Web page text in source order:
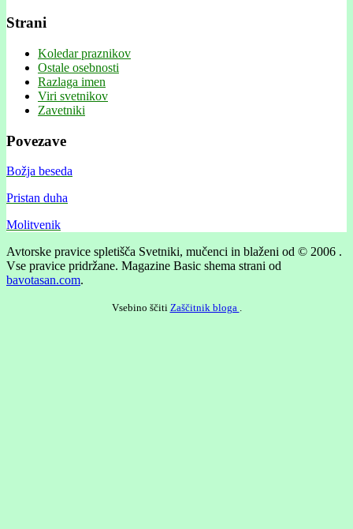
Strani
Koledar praznikov
Ostale osebnosti
Razlaga imen
Viri svetnikov
Zavetniki
Povezave
Božja beseda
Pristan duha
Molitvenik
Avtorske pravice spletišča Svetniki, mučenci in blaženi od © 2006 .
Vse pravice pridržane. Magazine Basic shema strani od
bavotasan.com.
Vsebino ščiti Zaščitnik bloga .